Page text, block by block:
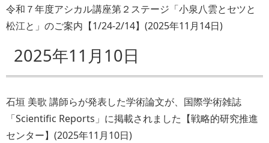
令和７年度アシカル講座第２ステージ「小泉八雲とセツと
松江と」のご案内【1/24-2/14】 (2025年11月14日)
2025年11月10日
石垣 美歌 講師らが発表した学術論文が、国際学術雑誌
「Scientific Reports」に掲載されました【戦略的研究推進
センター】 (2025年11月10日)